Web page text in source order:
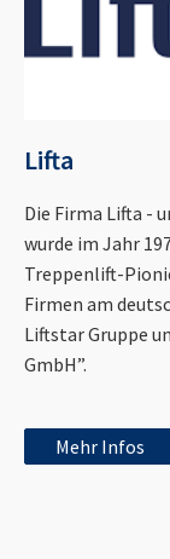
Lifta
Die Firma Lifta -
wurde im Jahr
Treppenlift-
Firmen am
Liftstar Gruppe
GmbH”.
Mehr Infos